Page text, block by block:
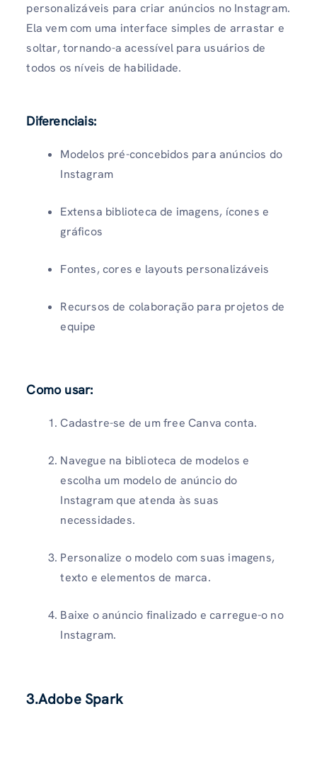
personalizáveis para criar anúncios no Instagram.
Ela vem com uma interface simples de arrastar e
soltar, tornando-a acessível para usuários de
todos os níveis de habilidade.
Diferenciais:
Modelos pré-concebidos para anúncios do
Instagram
Extensa biblioteca de imagens, ícones e
gráficos
Fontes, cores e layouts personalizáveis
Recursos de colaboração para projetos de
equipe
Como usar:
Cadastre-se de um free Canva conta.
Navegue na biblioteca de modelos e
escolha um modelo de anúncio do
Instagram que atenda às suas
necessidades.
Personalize o modelo com suas imagens,
texto e elementos de marca.
Baixe o anúncio finalizado e carregue-o no
Instagram.
3.Adobe Spark